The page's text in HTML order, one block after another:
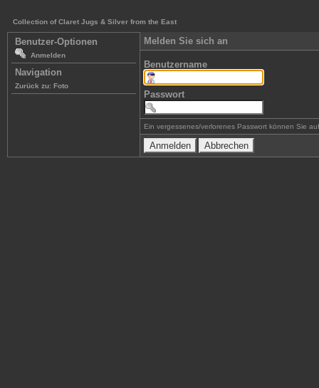
Collection of Claret Jugs & Silver from the East
Benutzer-Optionen
Anmelden
Navigation
Zurück zu: Foto
Melden Sie sich an
Benutzername
Passwort
Ein vergessenes/verlorenes Passwort können Sie